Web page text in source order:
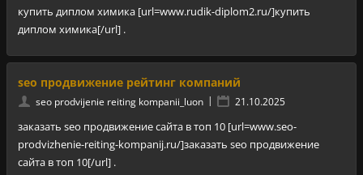
купить диплом химика [url=www.rudik-diplom2.ru/]купить
диплом химика[/url] .
seo продвижение рейтинг компаний
seo prodvijenie reiting kompanii_luon | 21.10.2025
заказать seo продвижение сайта в топ 10 [url=www.seo-
prodvizhenie-reiting-kompanij.ru/]заказать seo продвижение
сайта в топ 10[/url] .